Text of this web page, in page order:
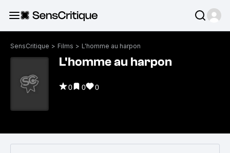
SensCritique > Films > L'homme au harpon
L'homme au harpon
0 0 0